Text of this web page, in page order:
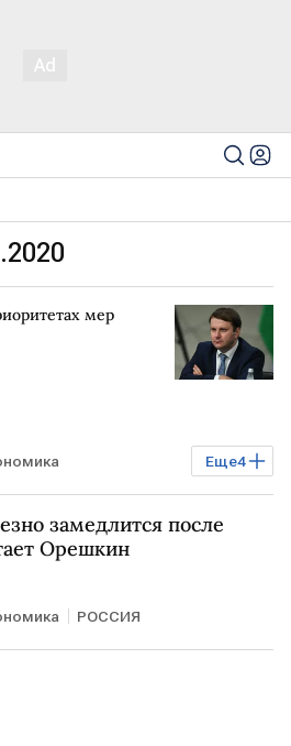
мер
Еще4
РФ РОССИЯ
замедлится после
Орешкин
РОССИЯ